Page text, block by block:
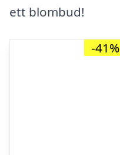
ett blombud!
-41%